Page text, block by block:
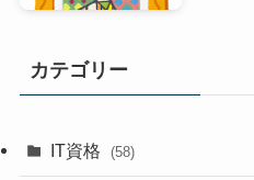
カテゴリー
IT資格 (58)